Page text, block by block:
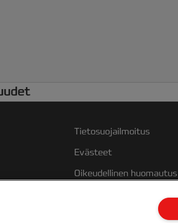
Tietosuojailmoitus
Evästeet
Oikeudellinen huomautus